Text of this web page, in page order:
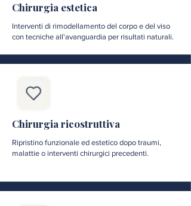
Chirurgia estetica
Interventi di rimodellamento del corpo e del viso
con tecniche all'avanguardia per risultati naturali.
Chirurgia ricostruttiva
Ripristino funzionale ed estetico dopo traumi,
malattie o interventi chirurgici precedenti.